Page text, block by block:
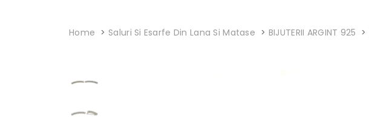
Home Saluri Si Esarfe Din Lana Si Matase BIJUTERII ARGINT 925